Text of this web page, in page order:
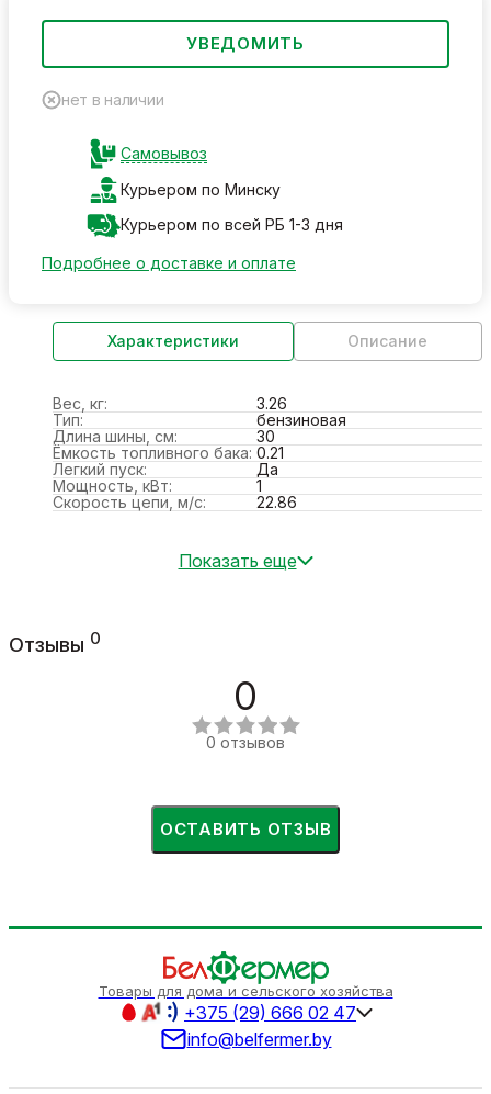
УВЕДОМИТЬ
нет в наличии
Самовывоз
Курьером по Минску
Курьером по всей РБ 1-3 дня
Подробнее о доставке и оплате
Характеристики Описание
Вес, кг:
3.26
Тип:
бензиновая
Длина шины, см:
30
Ёмкость топливного бака: 0.21
Легкий пуск:
Да
Мощность, кВт:
1
Скорость цепи, м/с:
22.86
Показать еще
Отзывы 0
0
0 отзывов
ОСТАВИТЬ ОТЗЫВ
Товары для дома и сельского хозяйства
+375 (29) 666 02 47
info@belfermer.by